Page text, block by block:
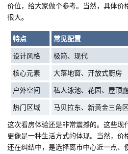
价位，给大家做个参考。当然，具体价
很大。
特点 常见配置
设计风格
极简、现代
核心元素
大落地窗、开放式厨房
户外空间
私人泳池、花园、屋顶
热门区域
马贝拉东、新黄金三角区
这次看房体验还是非常震撼的。这些现
更像是一种生活方式的体现。当然，价
还在纠结中，是选择离市中心近一点、